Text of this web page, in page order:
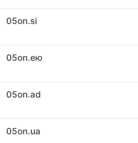
05on.si
05on.ею
05on.ad
05on.ua